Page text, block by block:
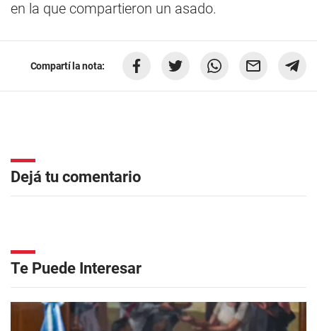
en la que compartieron un asado.
Compartí la nota:
Dejá tu comentario
Te Puede Interesar